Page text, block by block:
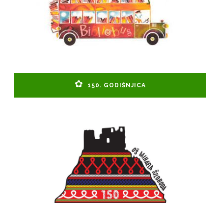
150. GODIŠNJICA